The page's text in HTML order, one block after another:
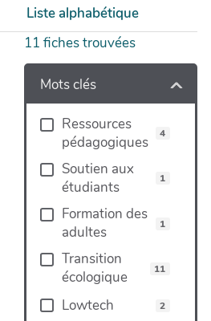
Liste alphabétique
11 fiches trouvées
Mots clés
Ressources
pédagogiques
4
Soutien aux
étudiants
1
Formation des
adultes
1
Transition
écologique
11
Lowtech 2